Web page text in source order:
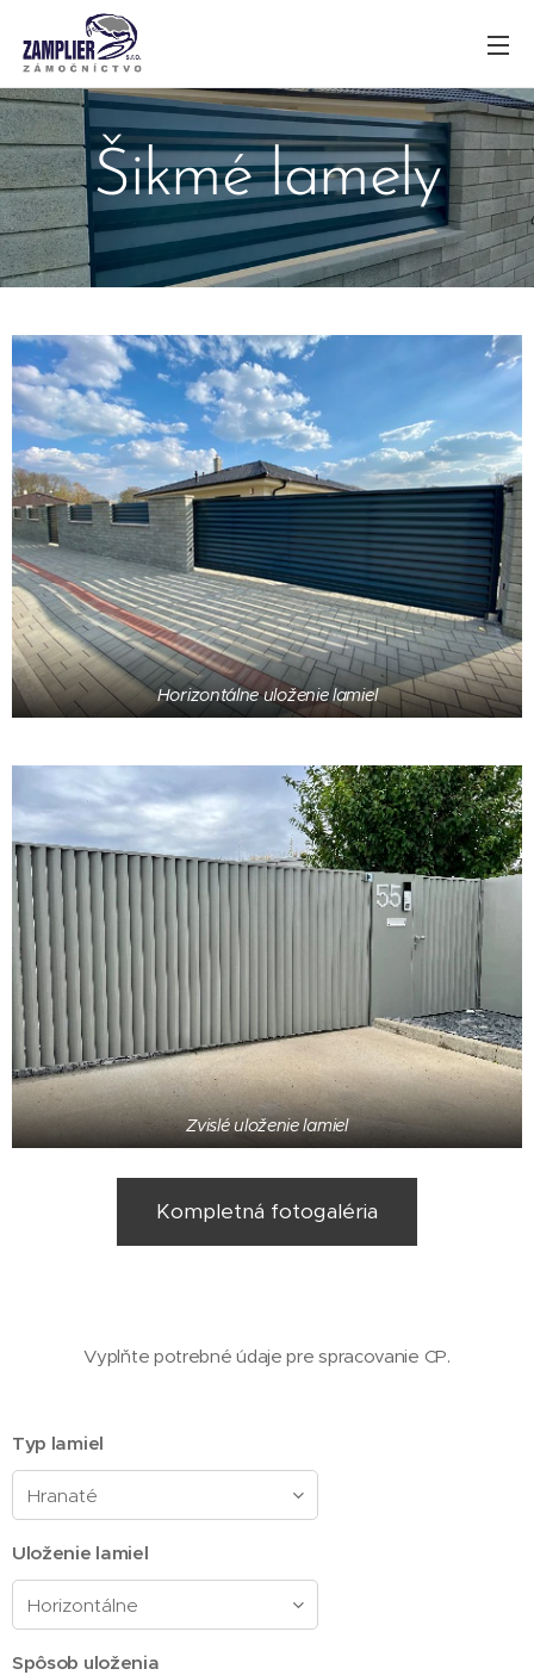
Šikmé lamely
Horizontálne uloženie lamiel
Zvislé uloženie lamiel
Kompletná fotogaléria
Vyplňte potrebné údaje pre spracovanie CP.
Typ lamiel
Uloženie lamiel
Spôsob uloženia